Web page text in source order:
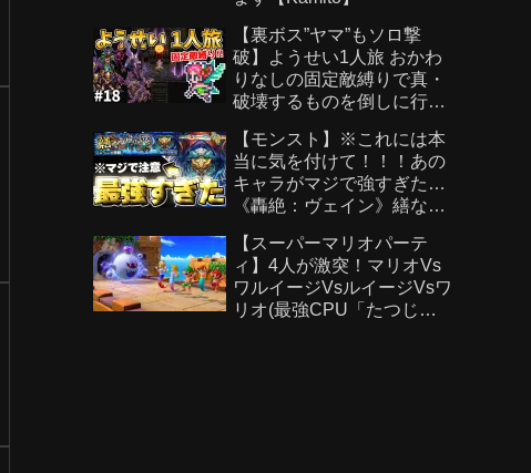
【裏ボス”ヤマ”もソロ撃
破】ようせい1人旅 おかわ
りなしの固定敵縛りで真・
破壊するものを倒しに行く
ー】
【モンスト】※これには本
当に気を付けて！！！あの
キャラがマジで強すぎた…
《轟絶：ヴェイン》繕なる
【スーパーマリオパーテ
ィ】4人が激突！マリオVs
ワルイージVsルイージVsワ
リオ(最強CPU「たつじ